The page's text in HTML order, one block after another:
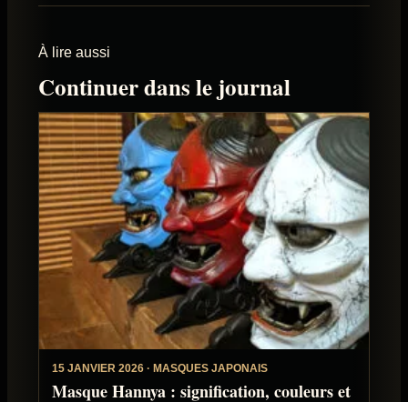
À lire aussi
Continuer dans le journal
15 JANVIER 2026 · MASQUES JAPONAIS
Masque Hannya : signification, couleurs et